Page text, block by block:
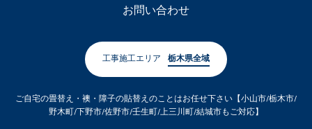
お問い合わせ
工事施工エリア 栃木県全域
ご自宅の畳替え・襖・障子の貼替えのことはお任せ下さい【小山市/栃木市/
野木町/下野市/佐野市/壬生町/上三川町/結城市もご対応】